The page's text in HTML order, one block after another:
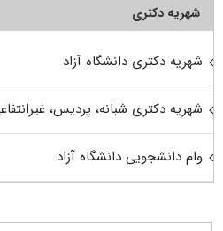
شهریه دکتری
شهریه دکتری دانشگاه آزاد
شهریه دکتری شبانه، پردیس،
وام دانشجویی دانشگاه آزاد